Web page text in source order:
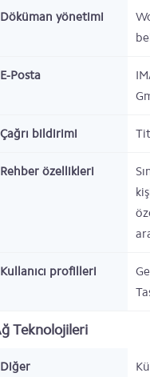
Döküman yönetimi
E-Posta
Çağrı bildirimi
Rehber özellikleri
Kullanıcı profilleri
Teknolojileri
Diğer